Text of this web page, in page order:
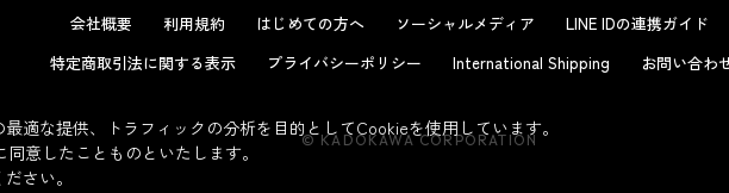
会社概要 利用規約 はじめての方へ ソーシャルメディア LINE IDの連携ガイド
特定商取引法に関する表示
プライバシーポリシー International Shipping お問い合わ
© KADOKAWA CORPORATION
適な提供、トラフィックの分析を目的としてCookieを使用しています。
意したことものといたします。
さい。